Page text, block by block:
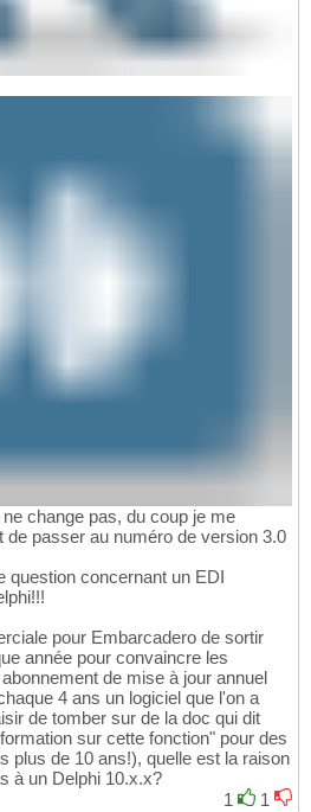
change pas, du coup je me
de passer au numéro de version 3.0
question concernant un EDI
pour Embarcadero de sortir
année pour convaincre les
de mise à jour annuel
4 ans un logiciel que l'on a
de tomber sur de la doc qui dit
sur cette fonction" pour des
plus de 10 ans!), quelle est la raison
à un Delphi 10.x.x?
1
1